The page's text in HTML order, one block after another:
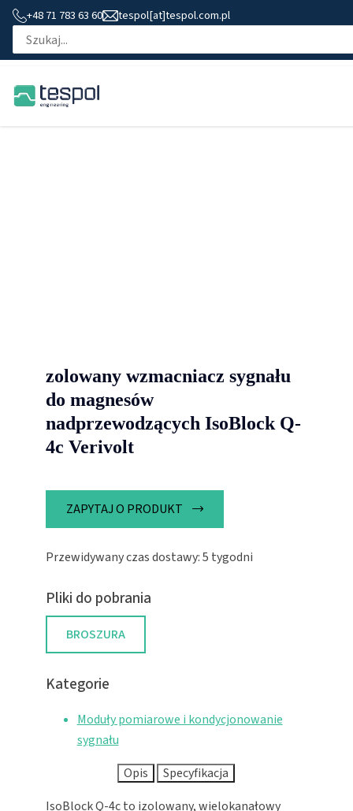
+48 71 783 63 60 tespol[at]tespol.com.pl
zolowany wzmacniacz sygnału
do magnesów
nadprzewodzących IsoBlock Q-
4c Verivolt
ZAPYTAJ O PRODUKT
Przewidywany czas dostawy: 5 tygodni
Pliki do pobrania
BROSZURA
Kategorie
Moduły pomiarowe i kondycjonowanie
sygnału
Opis
Specyfikacja
IsoBlock Q-4c to izolowany, wielokanałowy